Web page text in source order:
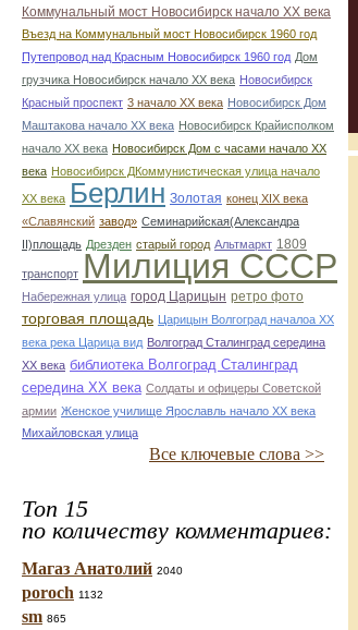
Коммунальный мост Новосибирск начало ХХ века
Въезд на Коммунальный мост Новосибирск 1960 год
Путепровод над Красным Новосибирск 1960 год Дом
грузчика Новосибирск начало ХХ века Новосибирск
Красный проспект 3 начало ХХ века Новосибирск Дом
Маштакова начало ХХ века Новосибирск Крайисполком
начало ХХ века Новосибирск Дом с часами начало ХХ
века Новосибирск ДКоммунистическая улица начало
ХХ века Берлин Золотая конец ХІХ века
«Славянский завод» Семинарийская(Александра
II)площадь Дрезден старый город Альтмаркт 1809
транспорт Милиция СССР
Набережная улица город Царицын ретро фото
торговая площадь Царицын Волгоград началоа ХХ
века река Царица вид Волгоград Сталинград середина
ХХ века библиотека Волгоград Сталинград
середина ХХ века Солдаты и офицеры Советской
армии Женское училище Ярославль начало ХХ века
Михайловская улица
Все ключевые слова >>
Топ 15
по количеству комментариев:
Магаз Анатолий 2040
poroch 1132
sm 865